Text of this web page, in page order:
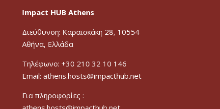
Impact HUB Athens
Διεύθυνση: Καραϊσκάκη 28, 10554
Αθήνα, Ελλάδα
Τηλέφωνο: +30 210 32 10 146
Email: athens.hosts@impacthub.net
Για πληροφορίες :